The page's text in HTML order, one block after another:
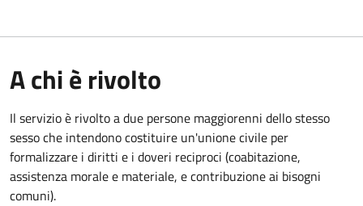
A chi è rivolto
Il servizio è rivolto a due persone maggiorenni dello stesso
sesso che intendono costituire un'unione civile per
formalizzare i diritti e i doveri reciproci (coabitazione,
assistenza morale e materiale, e contribuzione ai bisogni
comuni).